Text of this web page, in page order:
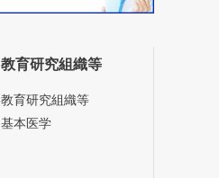
教育研究組織等
教育研究組織等
基本医学